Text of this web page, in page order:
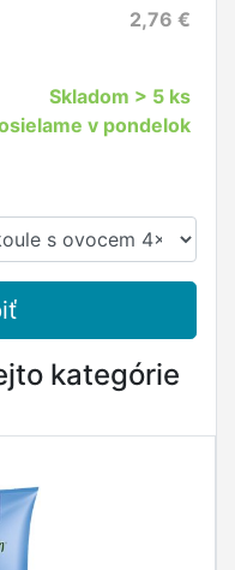
2,76 €
Skladom > 5 ks
v pondelok
kategórie